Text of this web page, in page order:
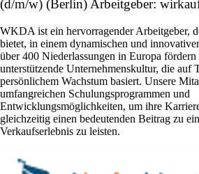
(d/m/w) (Berlin) Arbeitgeber:
WKDA ist ein hervorragender Arbeitgeber,
bietet, in einem dynamischen und
über 400 Niederlassungen in Europa
unterstützende Unternehmenskultur, die auf
persönlichem Wachstum basiert. Unsere
umfangreichen Schulungsprogrammen und
Entwicklungsmöglichkeiten, um ihre
gleichzeitig einen bedeutenden Beitrag zu
Verkaufserlebnis zu leisten.